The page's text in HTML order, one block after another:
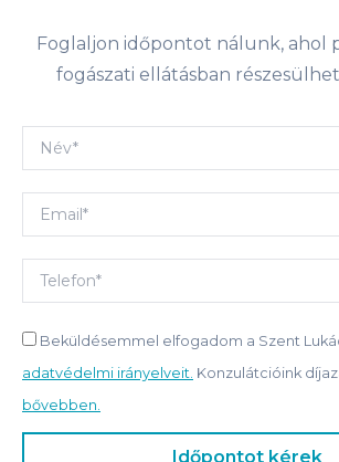
Foglaljon időpontot nálunk, ahol
fogászati ellátásban
Beküldésemmel elfogadom a Szent
adatvédelmi irányelveit. Konzulátcióink
bővebben.